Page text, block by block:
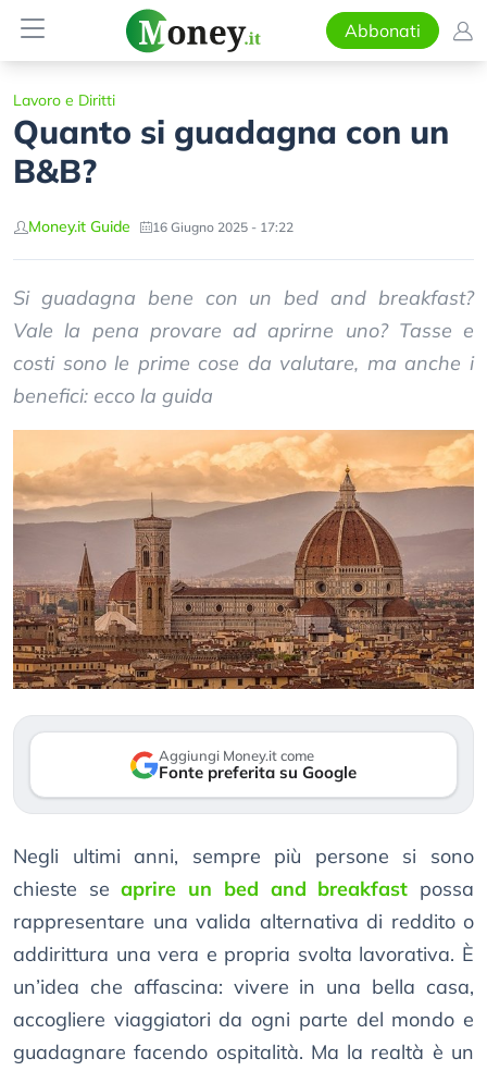
Abbonati
Lavoro e Diritti
Quanto si guadagna con un
B&B?
Money.it Guide 16 Giugno 2025 - 17:22
Si guadagna bene con un bed and breakfast?
Vale la pena provare ad aprirne uno? Tasse e
costi sono le prime cose da valutare, ma anche i
benefici: ecco la guida
Aggiungi Money.it come
Fonte preferita su Google
Negli ultimi anni, sempre più persone si sono
chieste seaprire un bed and breakfast possa
rappresentare una valida alternativa di reddito o
addirittura una vera e propria svolta lavorativa. È
un’idea che affascina: vivere in una bella casa,
accogliere viaggiatori da ogni parte del mondo e
guadagnare facendo ospitalità. Ma la realtà è un